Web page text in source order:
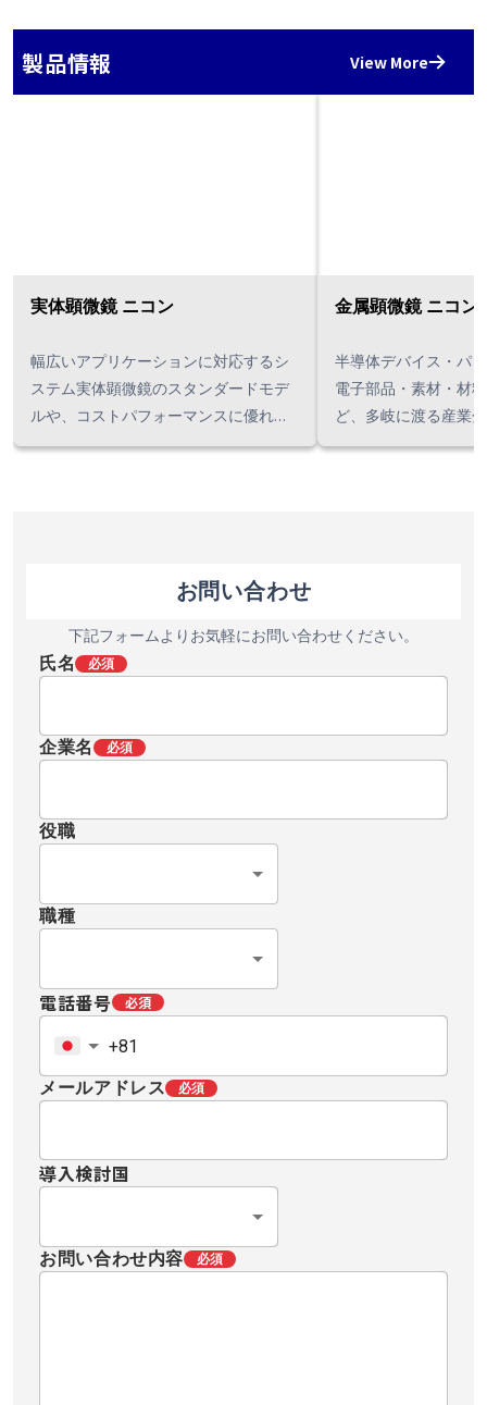
製品情報 View More
実体顕微鏡 ニコン
幅広いアプリケーションに対応するシ
ステム実体顕微鏡のスタンダードモデ
ルや、コストパフォーマンスに優れた
使いやすい内斜系実体顕微鏡など、豊
金属顕微鏡 ニコン
半導体デバイス・パ
電子部品・素材・材
ど、多岐に渡る産業
顕微鏡の用途に合わ
お問い合わせ
下記フォームよりお気軽にお問い合わせください。
氏名 必須
企業名 必須
役職
職種
電話番号 必須
メールアドレス 必須
導入検討国
お問い合わせ内容 必須